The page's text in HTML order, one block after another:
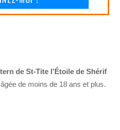
de St-Tite l’Étoile de Shérif
de moins de 18 ans et plus.